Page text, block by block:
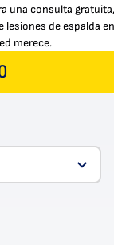
una consulta gratuita,
lesiones de espalda en
merece.